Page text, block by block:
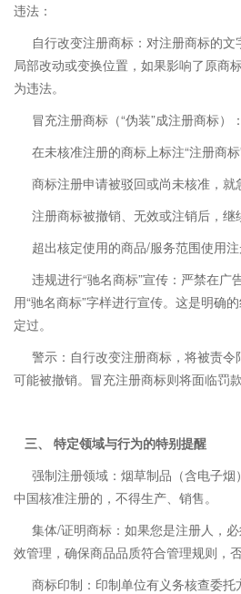
违法：
自行改变注册商标：对注册商标的
局部改动或变换位置，如果影响了原商
为违法。
冒充注册商标（“伪装”成注册商标）：
在未核准注册的商标上标注“注册商标
商标注册申请被驳回或尚未核准，就
注册商标被撤销、无效或注销后，继
超出核定使用的商品/服务范围使用注
违规进行“驰名商标”宣传：严禁在广
用“驰名商标”字样进行宣传。这是明确
定过。
警示：自行改变注册商标，将被责
可能被撤销。冒充注册商标则将面临罚
三、 特定领域与行为的特别提醒
强制注册领域：烟草制品（含电子
中国核准注册的，不得生产、销售。
集体/证明商标：如果您是注册人，
效管理，确保商品品质符合管理规则，
商标印制：印制单位有义务核查委